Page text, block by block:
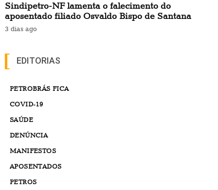
Sindipetro-NF lamenta o falecimento do
aposentado filiado Osvaldo Bispo de Santana
3 dias ago
EDITORIAS
PETROBRÁS FICA
COVID-19
SAÚDE
DENÚNCIA
MANIFESTOS
APOSENTADOS
PETROS